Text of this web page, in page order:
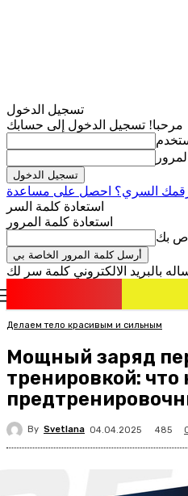
تسجيل الدخول
مرحبا! تسجيل الدخول إلى حسابك
السري؟ احصل على مساعدة
استعادة كلمة السر
استعادة كلمة المرور
بك
Делаем тело красивым и сильным
Мощный заряд
тренировкой:
By Svetlana 04.04.2025 485